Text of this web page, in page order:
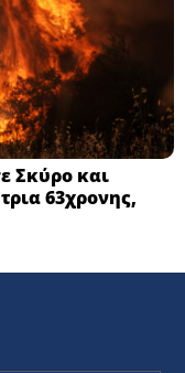
Σκύρο και
63χρονης,